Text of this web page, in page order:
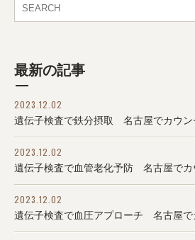
最新の記事
2023.12.02
遺伝子検査で鉄分摂取 名古屋でカウン
2023.12.02
遺伝子検査で血管老化予防 名古屋でカ
2023.12.02
遺伝子検査で血圧アプローチ 名古屋で